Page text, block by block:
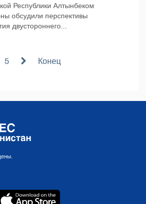
Республики Алтынбеком
обсудили перспективы
двустороннего...
5 Конец